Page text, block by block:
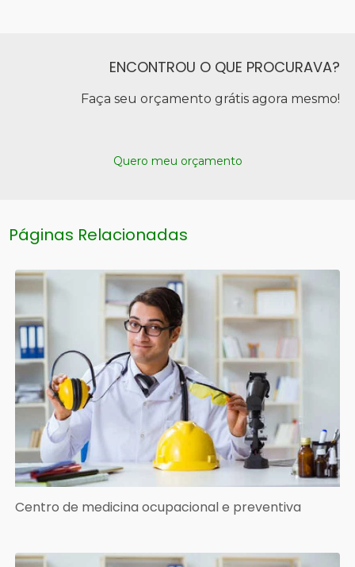
ENCONTROU O QUE PROCURAVA?
Faça seu orçamento grátis agora mesmo!
Quero meu orçamento
Páginas Relacionadas
Centro de medicina ocupacional e preventiva